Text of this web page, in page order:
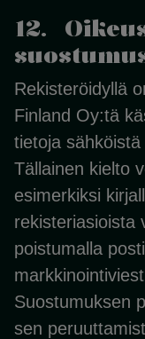
12.
Rekisteröidyllä
Finland Oy:tä
tietoja
Tällainen kielto
esimerkiksi
rekisteriasioista
poistumalla
Suostumuksen
sen